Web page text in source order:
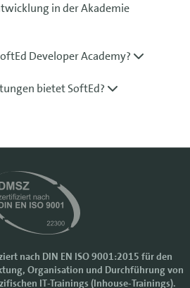
in der Akademie
Developer Academy?
bietet SoftEd?
nach DIN EN ISO 9001:2015 für den
Organisation und Durchführung von
IT-Trainings (Inhouse-Trainings).